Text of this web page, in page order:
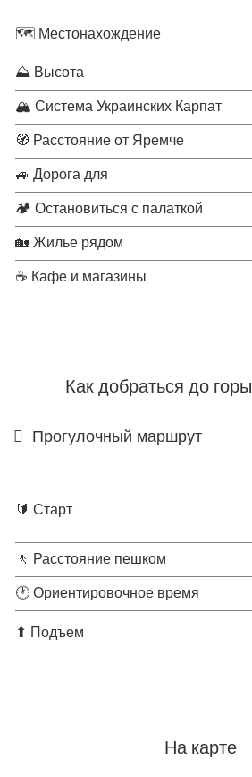
🗺 Местонахождение
⛰ Высота
🏔 Система Украинских Карпат
🧭 Расстояние от Яремче
🚙 Дорога для
🏕 Остановиться с палаткой
🏡 Жилье рядом
☕ Кафе и магазины
Как добраться до
Прогулочный маршрут
🔰 Старт
🚶 Расстояние пешком
🕐 Ориентировочное время
⬆ Подъем
На карте